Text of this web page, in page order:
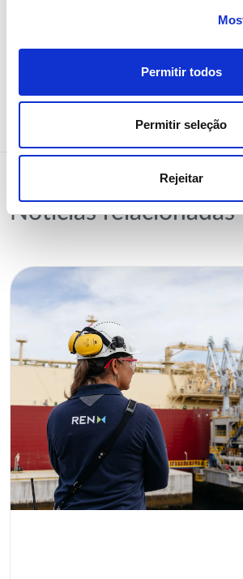
Permitir todos
Permitir seleção
Rejeitar
Partilhar notícia
Notícias relacionadas